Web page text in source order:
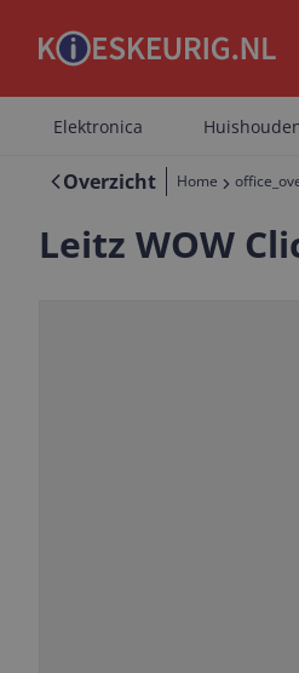
Elektronica
Overzicht Home
Leitz WOW